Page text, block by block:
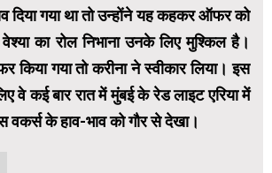
दिया गया था तो उन्होंने यह कहकर ऑफर को
का रोल निभाना उनके लिए मुश्किल है।
किया गया तो करीना ने स्वीकार लिया। इस
वे कई बार रात में मुंबई के रेड लाइट एरिया में
वकर्स के हाव-भाव को गौर से देखा।